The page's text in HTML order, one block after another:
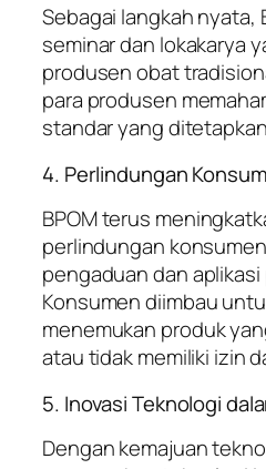
Sebagai langkah nyata,
seminar dan lokakarya
produsen obat
para produsen
standar yang
4. Perlindungan
BPOM terus
perlindungan
pengaduan dan
Konsumen diimbau
menemukan produk
atau tidak memiliki izin
5. Inovasi Teknologi
Dengan kemajuan